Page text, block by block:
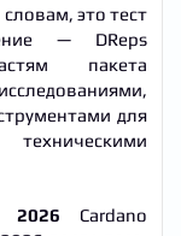
это тест
— DReps
пакета
для
Cardano